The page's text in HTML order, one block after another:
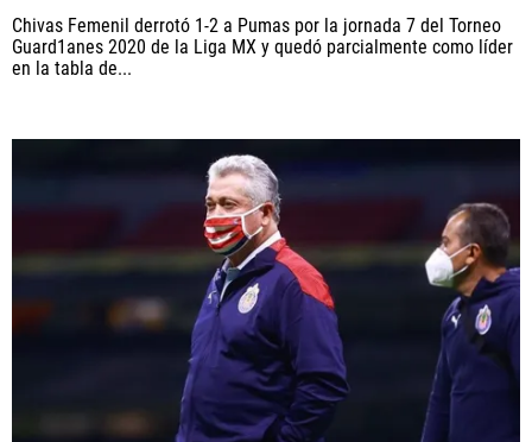
Chivas Femenil derrotó 1-2 a Pumas por la jornada 7 del Torneo
Guard1anes 2020 de la Liga MX y quedó parcialmente como líder
en la tabla de...